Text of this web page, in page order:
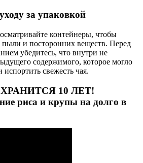
за упаковкой
контейнеры, чтобы
пыли и посторонних веществ. Перед
убедитесь, что внутри не
содержимого, которое могло
свежесть чая.
10 ЛЕТ!
риса и крупы на долго в